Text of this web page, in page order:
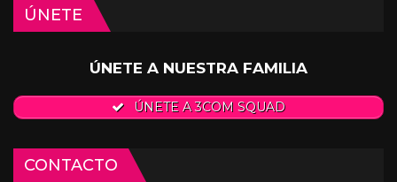
ÚNETE
ÚNETE A NUESTRA FAMILIA
ÚNETE A 3COM SQUAD
CONTACTO